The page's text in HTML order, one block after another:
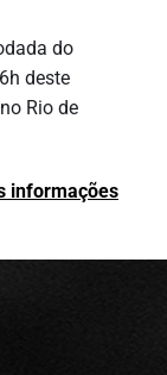
do
deste
Rio de
informações